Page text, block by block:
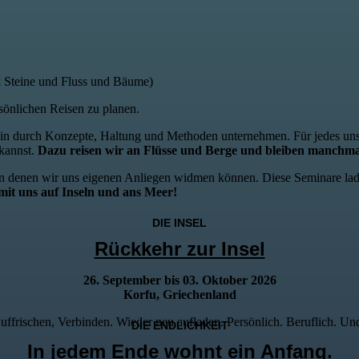
Reisen zu planen.
Konzepte, Haltung und Methoden unternehmen. Für jedes
Dazu reisen wir an Flüsse und Berge und bleiben
wir uns eigenen Anliegen widmen können. Diese Seminare
uns auf Inseln und ans Meer!
DIE INSEL
Rückkehr zur Insel
26. September bis 03. Oktober 2026
Korfu, Griechenland
Verbinden. Wieder neu aufladen. Persönlich. Beruflich.
DIE ENDLICHKEIT
In jedem Ende wohnt ein Anfang.